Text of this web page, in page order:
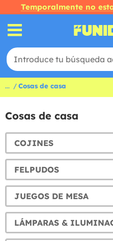
Temporalmente no
... Cosas de casa
Cosas de casa
COJINES
FELPUDOS
JUEGOS DE MESA
LÁMPARAS &